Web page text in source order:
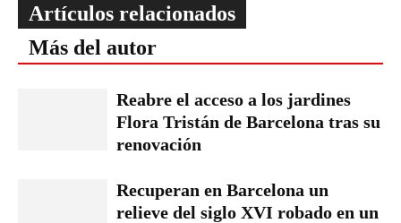
Artículos relacionados
Más del autor
Reabre el acceso a los jardines
Flora Tristán de Barcelona tras su
renovación
Recuperan en Barcelona un
relieve del siglo XVI robado en un